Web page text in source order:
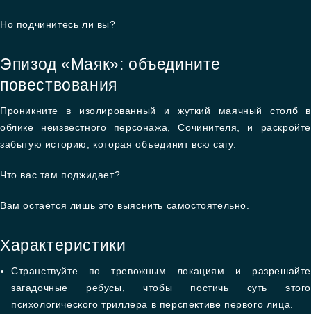
Но подчинитесь ли вы?
Эпизод «Маяк»: объедините
повествования
Проникните в изолированный и жуткий маячный столб в
облике неизвестного персонажа, Сочинителя, и раскройте
забытую историю, которая объединит всю сагу.
Что вас там поджидает?
Вам остаётся лишь это выяснить самостоятельно.
Характеристики
Странствуйте по тревожным локациям и разрешайте
загадочные ребусы, чтобы постичь суть этого
психологического триллера в перспективе первого лица.